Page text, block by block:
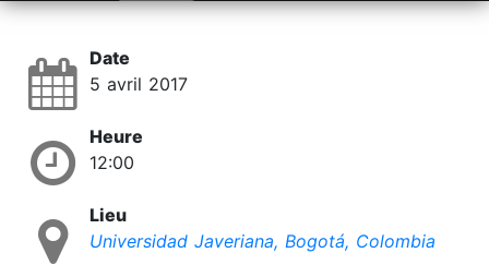
Date
5 avril 2017
Heure
12:00
Lieu
Universidad Javeriana, Bogotá, Colombia